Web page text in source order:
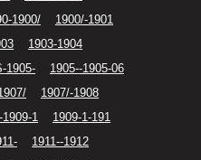
1900/
1900/-1901
1903-1904
1905-
1905--1905-06
1907/-1908
1909-1
1909-1-191
1911--1912